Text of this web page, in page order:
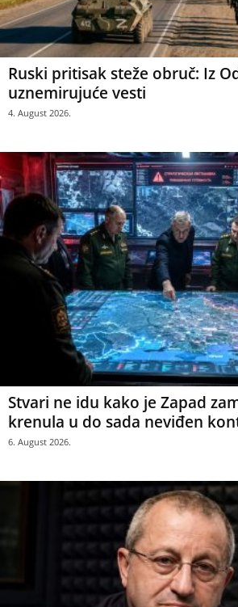
Ruski pritisak steže obruč: Iz
uznemirujuće vesti
4. August 2026.
Stvari ne idu kako je Zapad
krenula u do sada neviđen
6. August 2026.